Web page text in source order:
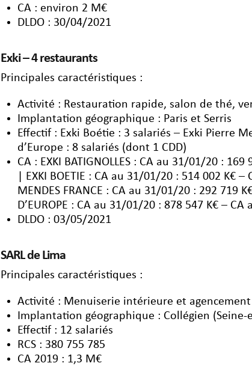
CA : environ 2 M€
DLDO : 30/04/2021
Exki – 4 restaurants
Principales caractéristiques :
Activité : Restauration rapide, salon de thé,
Implantation géographique : Paris et Serris
Effectif : Exki Boétie : 3 salariés – Exki Pierre
d’Europe : 8 salariés (dont 1 CDD)
CA : EXKI BATIGNOLLES : CA au 31/01/20 :
| EXKI BOETIE : CA au 31/01/20 : 514 002 K€
MENDES FRANCE : CA au 31/01/20 : 292 719
D’EUROPE : CA au 31/01/20 : 878 547 K€ –
DLDO : 03/05/2021
SARL de Lima
Principales caractéristiques :
Activité : Menuiserie intérieure et agencement
Implantation géographique : Collégien (Seine-
Effectif : 12 salariés
RCS : 380 755 785
CA 2019 : 1,3 M€